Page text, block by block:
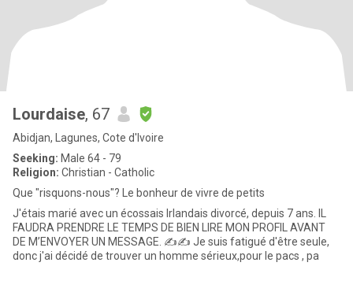
Lourdaise, 67
Abidjan, Lagunes, Cote d'Ivoire
Seeking: Male 64 - 79
Religion: Christian - Catholic
Que "risquons-nous"? Le bonheur de vivre de petits
J'étais marié avec un écossais Irlandais divorcé, depuis 7 ans. IL
FAUDRA PRENDRE LE TEMPS DE BIEN LIRE MON PROFIL AVANT
DE M’ENVOYER UN MESSAGE. ✍️✍️ Je suis fatigué d'être seule,
donc j'ai décidé de trouver un homme sérieux,pour le pacs , pa